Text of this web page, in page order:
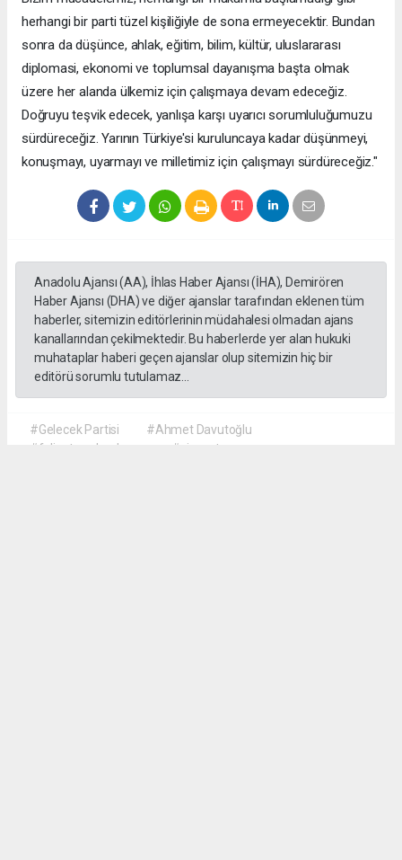
herhangi bir parti tüzel kişiliğiyle de sona ermeyecektir. Bundan
sonra da düşünce, ahlak, eğitim, bilim, kültür, uluslararası
diplomasi, ekonomi ve toplumsal dayanışma başta olmak
üzere her alanda ülkemiz için çalışmaya devam edeceğiz.
Doğruyu teşvik edecek, yanlışa karşı uyarıcı sorumluluğumuzu
sürdüreceğiz. Yarının Türkiye'si kuruluncaya kadar düşünmeyi,
konuşmayı, uyarmayı ve milletimiz için çalışmayı sürdüreceğiz."
Anadolu Ajansı (AA), İhlas Haber Ajansı (İHA), Demirören
Haber Ajansı (DHA) ve diğer ajanslar tarafından eklenen tüm
haberler, sitemizin editörlerinin müdahalesi olmadan ajans
kanallarından çekilmektedir. Bu haberlerde yer alan hukuki
muhataplar haberi geçen ajanslar olup sitemizin hiç bir
editörü sorumlu tutulamaz...
#Gelecek Partisi
#Ahmet Davutoğlu
#faliyet sonlandırma
#siyaset